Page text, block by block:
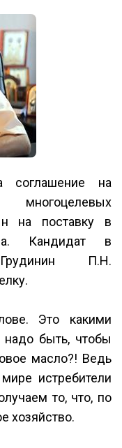
соглашение на
на поставку в
Кандидат в
П.Н.
Это какими
надо быть, чтобы
масло?! Ведь
истребители
то, что, по
хозяйство.